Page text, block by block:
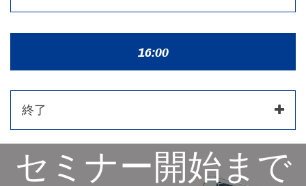
16:00
終了
セミナー開始まで